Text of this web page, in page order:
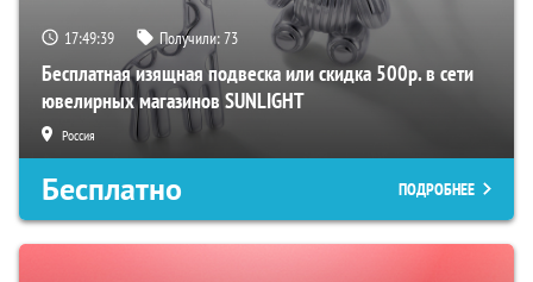
17:49:38 Получили:73
Бесплатная изящная подвеска или скидка 500р. в сети
ювелирных магазинов SUNLIGHT
Россия
Бесплатно ПОДРОБНЕЕ